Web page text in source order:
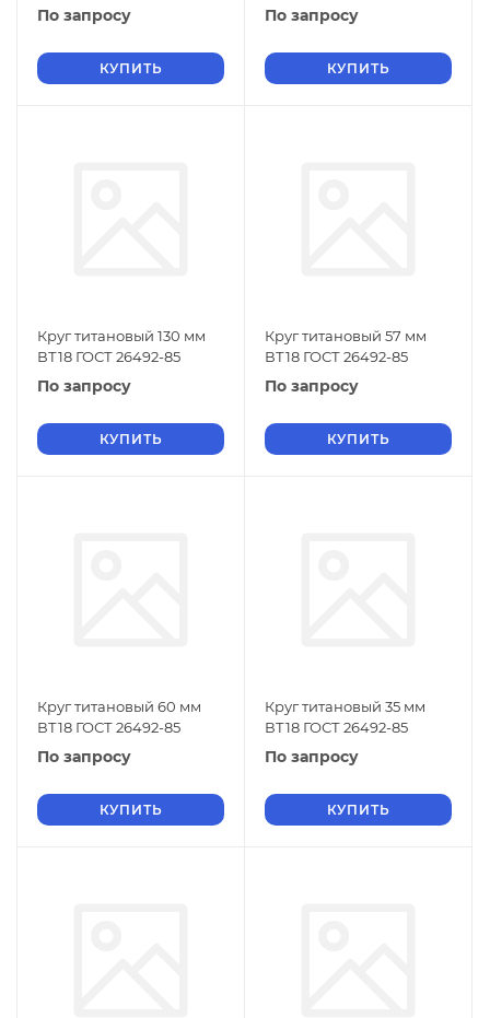
По запросу
КУПИТЬ
По запросу
КУПИТЬ
Круг титановый 130 мм
ВТ18 ГОСТ 26492-85
По запросу
КУПИТЬ
Круг титановый 57 мм
ВТ18 ГОСТ 26492-85
По запросу
КУПИТЬ
Круг титановый 60 мм
ВТ18 ГОСТ 26492-85
По запросу
КУПИТЬ
Круг титановый 35 мм
ВТ18 ГОСТ 26492-85
По запросу
КУПИТЬ